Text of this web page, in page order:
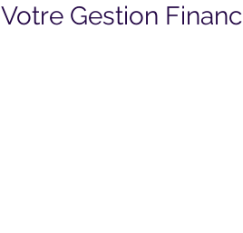
Votre Gestion